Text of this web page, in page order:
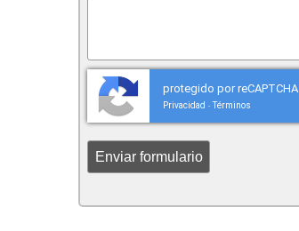
protegido por reCAPTCHA
Privacidad - Términos